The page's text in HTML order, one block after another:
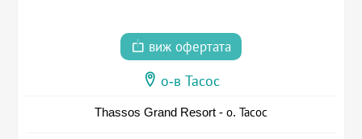
виж офертата
о-в Тасос
Thassos Grand Resort - о. Тасос